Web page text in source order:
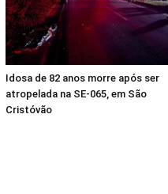
Idosa de 82 anos morre após ser
atropelada na SE-065, em São
Cristóvão